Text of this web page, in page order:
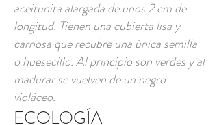
aceitunita alargada de unos 2 cm de
longitud. Tienen una cubierta lisa y
carnosa que recubre una única semilla
o huesecillo. Al principio son verdes y al
madurar se vuelven de un negro
violáceo.
ECOLOGÍA